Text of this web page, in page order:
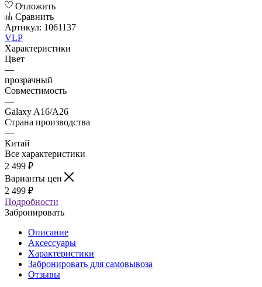
Отложить
Сравнить
Артикул: 1061137
VLP
Характеристики
Цвет
—
прозрачный
Совместимость
—
Galaxy A16/A26
Страна производства
—
Китай
Все характеристики
2 499 ₽
Варианты цен
2 499 ₽
Подробности
Забронировать
Описание
Аксессуары
Характеристики
Забронировать для самовывоза
Отзывы